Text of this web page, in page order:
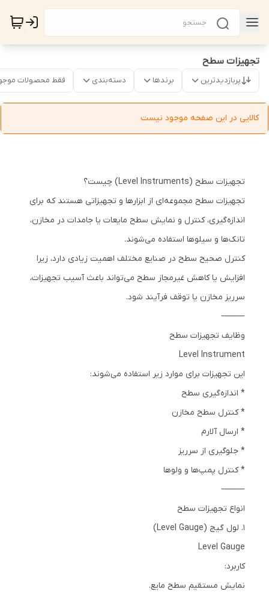
تجهیزات سطح
پربازدیدترین برندها دسته‌بندی فقط محصولات
کالایی در این صفحه موجود نیست
تجهیزات سطح (Level Instruments) چیست؟
تجهیزات سطح مجموعه‌ای از ابزارها و تجهیزاتی هستند که برای
اندازه‌گیری، کنترل و نمایش سطح مایعات یا جامدات در مخازن،
تانک‌ها و سیلوها استفاده می‌شوند.
کنترل صحیح سطح در صنایع مختلف اهمیت زیادی دارد، زیرا
افزایش یا کاهش غیرمجاز سطح می‌تواند باعث آسیب تجهیزات،
سرریز مخازن یا توقف فرآیند شود.
⸻
وظایف تجهیزات سطح
Level Instrument
این تجهیزات برای موارد زیر استفاده می‌شوند:
* اندازه‌گیری سطح
* کنترل سطح مخازن
* ارسال آلارم
* جلوگیری از سرریز
* کنترل پمپ‌ها و ولوها
⸻
انواع تجهیزات سطح
1. لول گیج (Level Gauge)
Level Gauge
کاربرد:
نمایش مستقیم سطح مایع.